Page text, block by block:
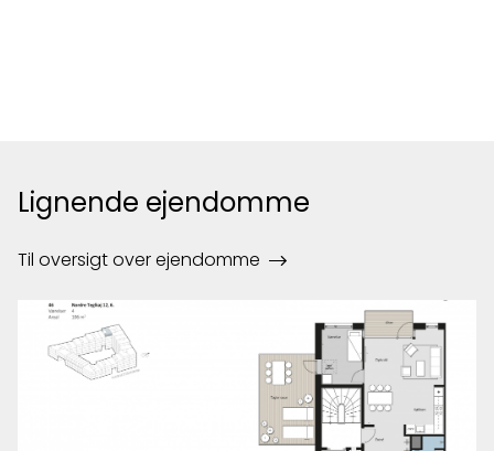
Lignende ejendomme
Til oversigt over ejendomme